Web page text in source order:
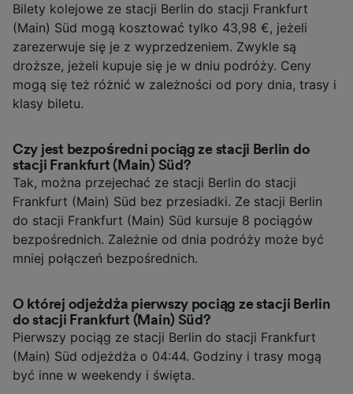
Bilety kolejowe ze stacji Berlin do stacji Frankfurt
(Main) Süd mogą kosztować tylko 43,98 €, jeżeli
zarezerwuje się je z wyprzedzeniem. Zwykle są
droższe, jeżeli kupuje się je w dniu podróży. Ceny
mogą się też różnić w zależności od pory dnia, trasy i
klasy biletu.
Czy jest bezpośredni pociąg ze stacji Berlin do
stacji Frankfurt (Main) Süd?
Tak, można przejechać ze stacji Berlin do stacji
Frankfurt (Main) Süd bez przesiadki. Ze stacji Berlin
do stacji Frankfurt (Main) Süd kursuje 8 pociągów
bezpośrednich. Zależnie od dnia podróży może być
mniej połączeń bezpośrednich.
O której odjeżdża pierwszy pociąg ze stacji Berlin
do stacji Frankfurt (Main) Süd?
Pierwszy pociąg ze stacji Berlin do stacji Frankfurt
(Main) Süd odjeżdża o 04:44. Godziny i trasy mogą
być inne w weekendy i święta.